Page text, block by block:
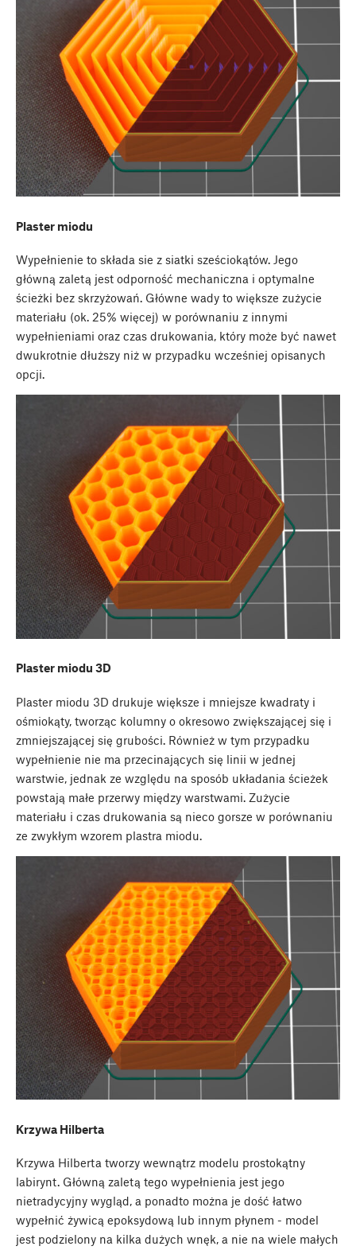
Plaster miodu
Wypełnienie to składa sie z siatki sześciokątów. Jego
główną zaletą jest odporność mechaniczna i optymalne
ścieżki bez skrzyżowań. Główne wady to większe zużycie
materiału (ok. 25% więcej) w porównaniu z innymi
wypełnieniami oraz czas drukowania, który może być nawet
dwukrotnie dłuższy niż w przypadku wcześniej opisanych
opcji.
Plaster miodu 3D
Plaster miodu 3D drukuje większe i mniejsze kwadraty i
ośmiokąty, tworząc kolumny o okresowo zwiększającej się i
zmniejszającej się grubości. Również w tym przypadku
wypełnienie nie ma przecinających się linii w jednej
warstwie, jednak ze względu na sposób układania ścieżek
powstają małe przerwy między warstwami. Zużycie
materiału i czas drukowania są nieco gorsze w porównaniu
ze zwykłym wzorem plastra miodu.
Krzywa Hilberta
Krzywa Hilberta tworzy wewnątrz modelu prostokątny
labirynt. Główną zaletą tego wypełnienia jest jego
nietradycyjny wygląd, a ponadto można je dość łatwo
wypełnić żywicą epoksydową lub innym płynem - model
jest podzielony na kilka dużych wnęk, a nie na wiele małych